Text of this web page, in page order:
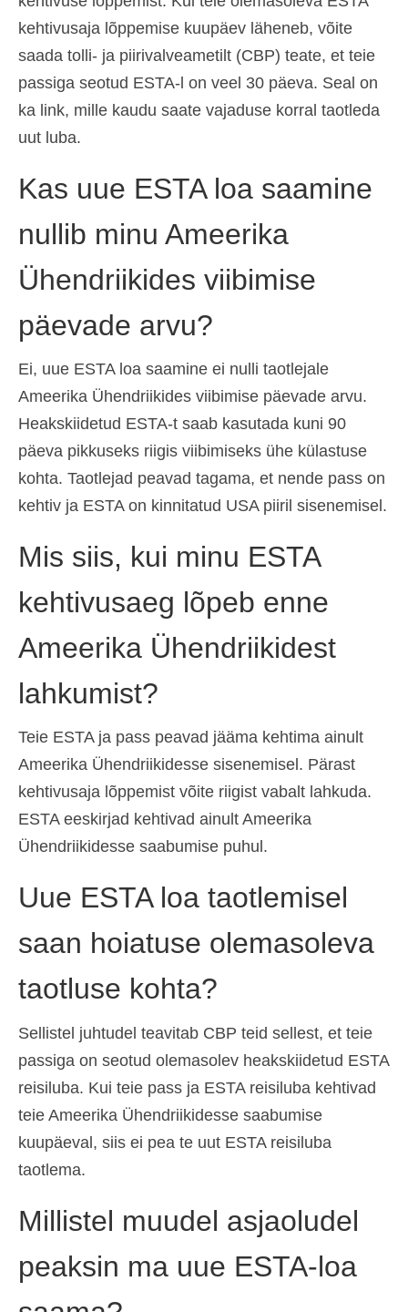
Slovenčina(Slovak)
Slovenščina (Slovenian )
Español( Spanish)
kehtivusaja lõppemise kuupäev läheneb, võite
saada tolli- ja piirivalveametilt (CBP) teate, et teie
passiga seotud ESTA-l on veel 30 päeva. Seal on
ka link, mille kaudu saate vajaduse korral taotleda
uut luba.
Kas uue ESTA loa saamine
nullib minu Ameerika
Ühendriikides viibimise
päevade arvu?
Ei, uue ESTA loa saamine ei nulli taotlejale
Ameerika Ühendriikides viibimise päevade arvu.
Heakskiidetud ESTA-t saab kasutada kuni 90
päeva pikkuseks riigis viibimiseks ühe külastuse
kohta. Taotlejad peavad tagama, et nende pass on
kehtiv ja ESTA on kinnitatud USA piiril sisenemisel.
Mis siis, kui minu ESTA
kehtivusaeg lõpeb enne
Ameerika Ühendriikidest
lahkumist?
Teie ESTA ja pass peavad jääma kehtima ainult
Ameerika Ühendriikidesse sisenemisel. Pärast
kehtivusaja lõppemist võite riigist vabalt lahkuda.
ESTA eeskirjad kehtivad ainult Ameerika
Ühendriikidesse saabumise puhul.
Uue ESTA loa taotlemisel
saan hoiatuse olemasoleva
taotluse kohta?
Sellistel juhtudel teavitab CBP teid sellest, et teie
passiga on seotud olemasolev heakskiidetud ESTA
reisiluba. Kui teie pass ja ESTA reisiluba kehtivad
teie Ameerika Ühendriikidesse saabumise
kuupäeval, siis ei pea te uut ESTA reisiluba
taotlema.
Millistel muudel asjaoludel
peaksin ma uue ESTA-loa